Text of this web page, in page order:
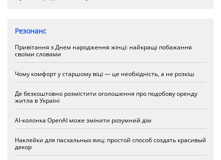
Резонанс
Привітання з Днем народження жінці: найкращі побажання
своїми словами
Чому комфорт у старшому віці — це необхідність, а не розкіш
Де безкоштовно розмістити оголошення про подобову оренду
житла в Україні
AI-колонка OpenAI може змінити розумний дім
Наклейки для пасхальных яиц: простой способ создать красивый
декор